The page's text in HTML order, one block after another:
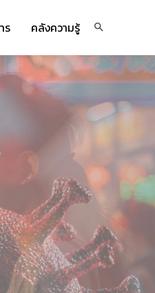
ร คลังความรู้